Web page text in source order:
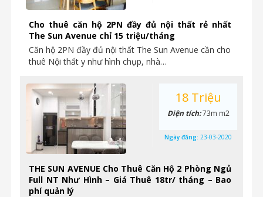
Cho thuê căn hộ 2PN đầy đủ nội thất rẻ nhất
The Sun Avenue chỉ 15 triệu/tháng
Căn hộ 2PN đầy đủ nội thất The Sun Avenue cần cho
thuê Nội thất y như hình chụp, nhà…
THE SUN AVENUE Cho Thuê Căn Hộ 2 Phòng Ngủ
Full NT Như Hình – Giá Thuê 18tr/ tháng – Bao
phí quản lý
18 Triệu
Diện tích:73m m2
Ngày đăng: 23-03-2020